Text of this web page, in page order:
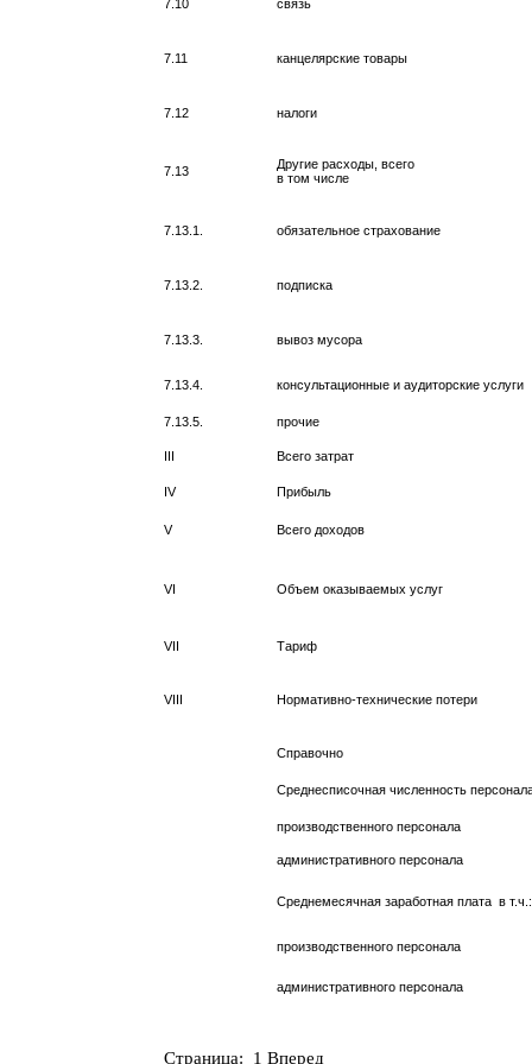
7.10 связь
7.11 канцелярские товары
7.12 налоги
7.13
Другие расходы, всего
в том числе
7.13.1. обязательное страхование
7.13.2. подписка
7.13.3. вывоз мусора
7.13.4. консультационные и аудиторские услуги
7.13.5. прочие
III Всего затрат
IV Прибыль
V Всего доходов
VI Объем оказываемых услуг
VII Тариф
VIII Нормативно-технические потери
Справочно
Среднесписочная численность
производственного персонала
административного персонала
Среднемесячная заработная плата в т.ч.:
производственного персонала
административного персонала
Страница: 1 Вперед